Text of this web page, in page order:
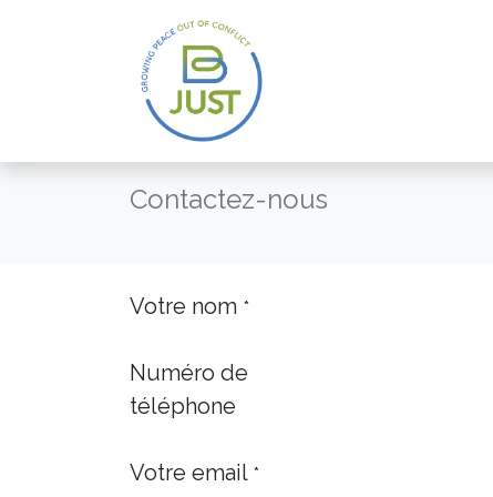
Se rendre au contenu
Contactez-nous
Votre nom *
Numéro de
téléphone
Votre email *